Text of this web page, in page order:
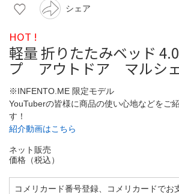
シェア
HOT !
軽量 折りたたみベッド
プ アウトドア マルシ
※INFENTO.ME 限定モデル
YouTuberの皆様に商品の使い心地などをご
す！
紹介動画はこちら
ネット販売
価格（税込）
コメリカード番号登録、コメリカードでお